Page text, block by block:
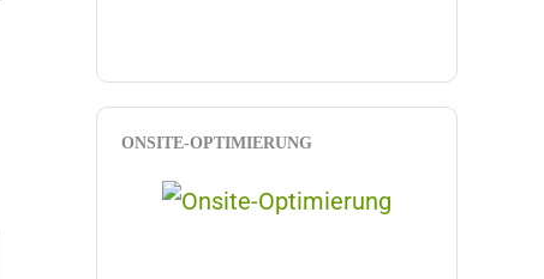
ONSITE-OPTIMIERUNG